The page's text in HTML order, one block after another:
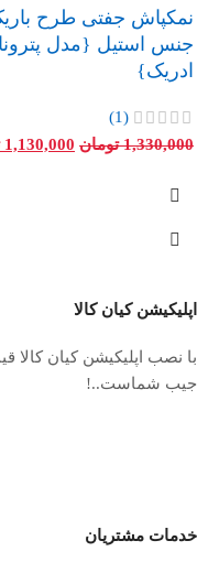
نمکپاش جفتی طرح
جنس استیل {مدل
ادریک}
(1)
1,330,000 تومان 1,130,000
اپلیکیشن کیان کالا
با نصب اپلیکیشن کیان کالا
جیب شماست..!
خدمات مشتریان